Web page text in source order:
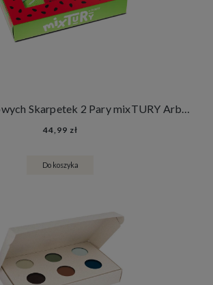
Zestaw Kolorowych Skarpetek 2 Pary mixTURY Arbuzowe Śmieszne Długie Damskie Męskie Arbuzowe Owoce
44,99 zł
Do koszyka